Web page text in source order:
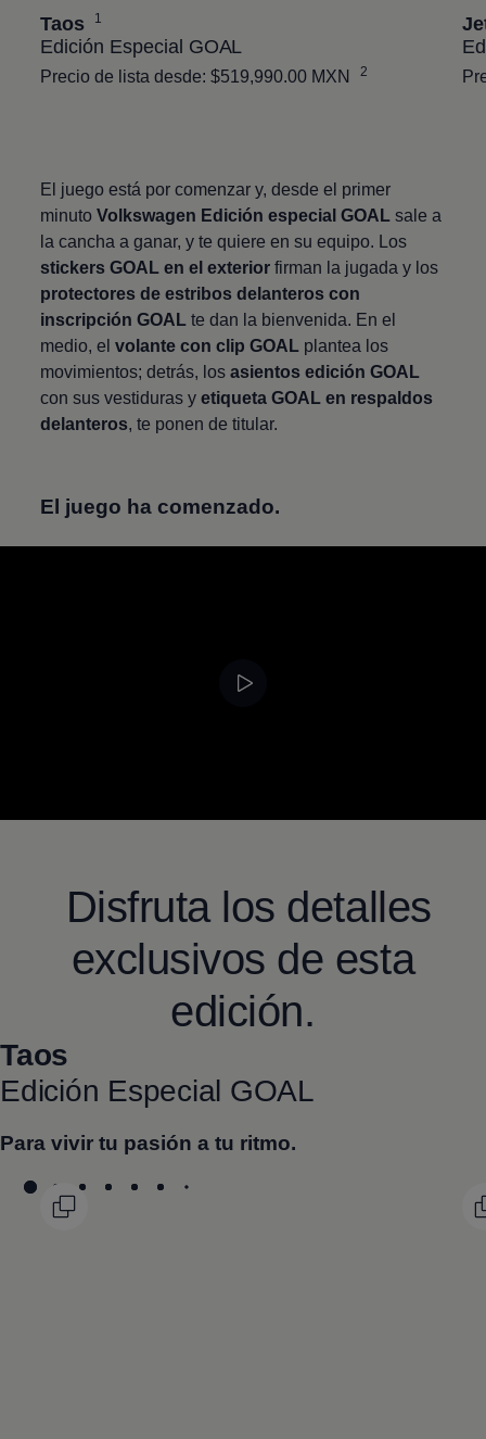
Taos 1
Edición Especial GOAL
Precio de lista desde: $519,990.00 MXN 2
El juego está por comenzar y, desde el primer
minutoVolkswagen Edición especial GOAL sale a
la cancha a ganar, y te quiere en su equipo. Los
stickers GOAL en el exterior firman la jugada y los
protectores de estribos delanteros con
inscripción GOALte dan la bienvenida. En el
medio, elvolante con clip GOAL plantea los
movimientos; detrás, losasientos edición GOAL
con sus vestiduras yetiqueta GOAL en respaldos
delanteros, te ponen de titular.
El juego ha comenzado.
Disfruta los detalles
exclusivos de esta
edición.
Taos
Edición Especial GOAL
Para vivir tu pasión a tu ritmo.